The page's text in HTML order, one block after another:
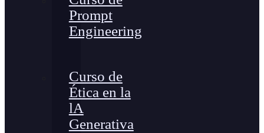
Prompt
Engineering
Curso de
Ética en la
lA
Generativa